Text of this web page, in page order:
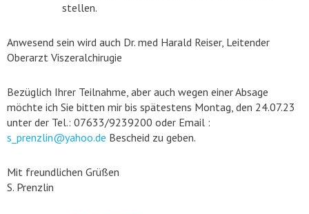
stellen.
Anwesend sein wird auch Dr. med Harald Reiser, Leitender
Oberarzt Viszeralchirugie
Bezüglich Ihrer Teilnahme, aber auch wegen einer Absage
möchte ich Sie bitten mir bis spätestens Montag, den 24.07.23
unter der Tel.: 07633/9239200 oder Email :
s_prenzlin@yahoo.de Bescheid zu geben.
Mit freundlichen Grüßen
S. Prenzlin